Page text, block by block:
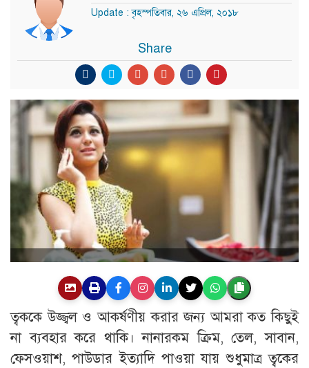
Update : বৃহস্পতিবার, ২৬ এপ্রিল, ২০১৮
Share
ত্বককে উজ্জ্বল ও আকর্ষণীয় করার জন্য আমরা কত কিছুই
না ব্যবহার করে থাকি। নানারকম ক্রিম, তেল, সাবান,
ফেসওয়াশ, পাউডার ইত্যাদি পাওয়া যায় শুধুমাত্র ত্বকের